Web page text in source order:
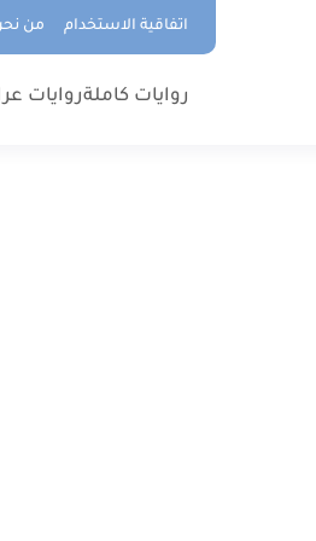
اتفاقية الاستخدام من
روايات كاملةروايات